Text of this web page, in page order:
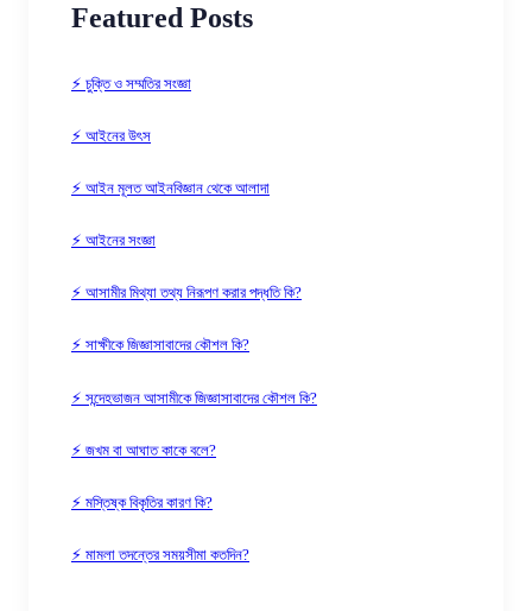
Featured Posts
⚡ চুক্তি ও সম্মতির সংজ্ঞা
⚡ আইনের উৎস
⚡ আইন মূলত আইনবিজ্ঞান থেকে আলাদা
⚡ আইনের সংজ্ঞা
⚡ আসামীর মিথ্যা তথ্য নিরূপণ করার পদ্ধতি কি?
⚡ সাক্ষীকে জিজ্ঞাসাবাদের কৌশল কি?
⚡ সন্দেহভাজন আসামীকে জিজ্ঞাসাবাদের কৌশল কি?
⚡ জখম বা আঘাত কাকে বলে?
⚡ মস্তিষ্ক বিকৃতির কারণ কি?
⚡ মামলা তদন্তের সময়সীমা কতদিন?